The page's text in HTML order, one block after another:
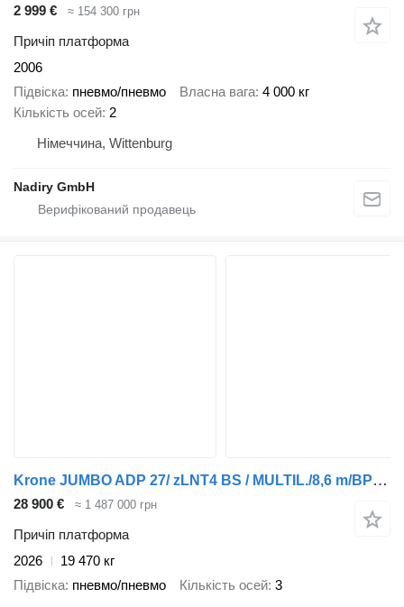
2 999 €
≈ 154 300 грн
Причіп платформа
2006
Підвіска пневмо/пневмо Власна вага 4 000 кг
Кількість осей 2
Німеччина, Wittenburg
Nadiry GmbH
Krone JUMBO ADP 27/ zLNT4 BS / MULTIL./8,6 m/BPW STROH
28 900 € ≈ 1 487 000 грн
Причіп платформа
2026
19 470 кг
Підвіска пневмо/пневмо Кількість осей 3